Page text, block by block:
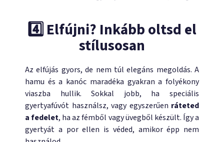
4️⃣ Elfújni? Inkább oltsd el
stílusosan
Az elfújás gyors, de nem túl elegáns megoldás. A
hamu és a kanóc maradéka gyakran a folyékony
viaszba hullik. Sokkal jobb, ha speciális
gyertyafúvót használsz, vagy egyszerűen ráteted
a fedelet, ha az fémből vagy üvegből készült. Így a
gyertyát a por ellen is véded, amikor épp nem